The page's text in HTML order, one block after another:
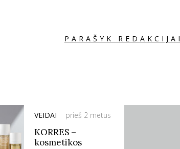
PARAŠYK REDAKCIJAI
VEIDAI prieš 2 metus
KORRES –
kosmetikos